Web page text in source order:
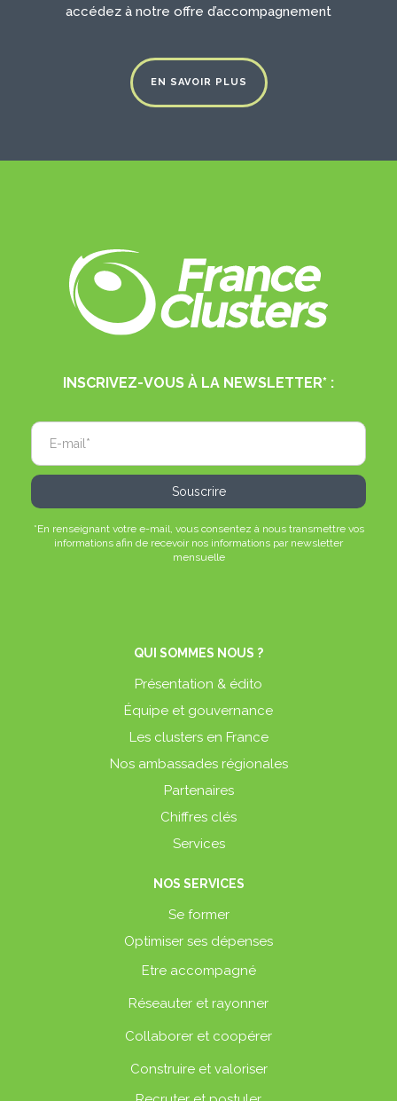
accédez à notre offre d’accompagnement
EN SAVOIR PLUS
INSCRIVEZ-VOUS À LA NEWSLETTER* :
*En renseignant votre e-mail, vous consentez à nous transmettre vos
informations afin de recevoir nos informations par newsletter
mensuelle
QUI SOMMES NOUS ?
Présentation & édito
Équipe et gouvernance
Les clusters en France
Nos ambassades régionales
Partenaires
Chiffres clés
Services
NOS SERVICES
Se former
Optimiser ses dépenses
Etre accompagné
Réseauter et rayonner
Collaborer et coopérer
Construire et valoriser